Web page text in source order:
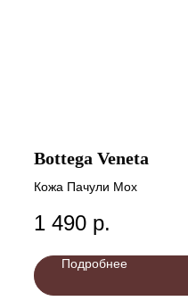
Bottega Veneta
Кожа Пачули Мох
1 490 р.
Подробнее